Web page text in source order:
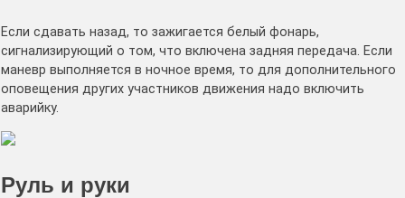
Если сдавать назад, то зажигается белый фонарь,
сигнализирующий о том, что включена задняя передача. Если
маневр выполняется в ночное время, то для дополнительного
оповещения других участников движения надо включить
аварийку.
Руль и руки